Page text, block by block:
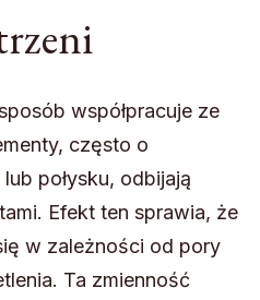
współpracuje ze
często o
połysku, odbijają
Efekt ten sprawia, że
w zależności od pory
Ta zmienność